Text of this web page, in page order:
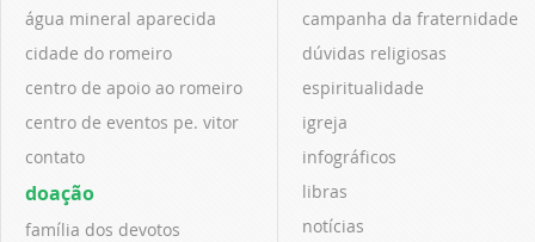
água mineral aparecida
cidade do romeiro
centro de apoio ao romeiro
centro de eventos pe. vitor
contato
doação
família dos devotos
campanha da fraternidade
dúvidas religiosas
espiritualidade
igreja
infográficos
libras
notícias